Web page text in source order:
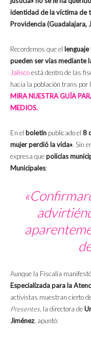
identidad de la víctima de
Providencia (Guadalajara,
Recordemos que el
pueden ser vías mediante
Jaliscoestá dentro de las
hacia la población trans por
MIRA NUESTRA GUÍA
MEDIOS.
En el boletín publicado el 8
mujer perdió la vida». Sin
expresa quepolicías
Municipales:
Aunque la Fiscalía
Especializada para la
activistas muestran cierto
Presentes , la directora de
Jiménez , apuntó: